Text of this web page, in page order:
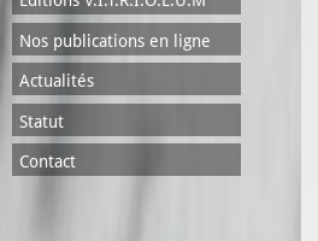
Nos publications en ligne
Actualités
Statut
Contact